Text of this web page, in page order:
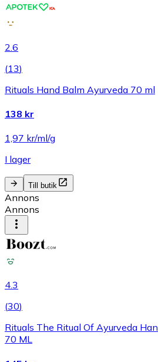
2.6
(13)
Rituals Hand Balm Ayurveda 70 ml
138 kr
1,97 kr/ml/g
I lager
Till butik
Annons
Annons
4.3
(30)
Rituals The Ritual Of Ayurveda
70 ML